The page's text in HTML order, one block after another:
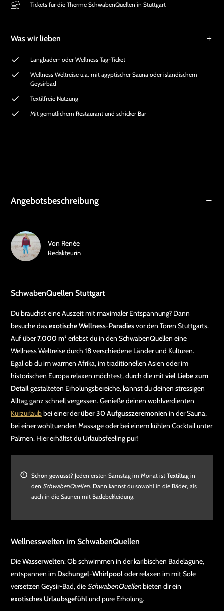
Tickets für die Therme SchwabenQuellen in Stuttgart
Was wir lieben
Langbader- oder Wellness Tag-Ticket
Wellness Weltreise u.a. mit ägyptischer Sauna oder isländischem
Geysirbad
Textilfreie Nutzung
Mit gemütlichem Restaurant und schicker Bar
Angebotsbeschreibung
SchwabenQuellen Stuttgart
Du brauchst eine Auszeit mit maximaler Entspannung? Dann
besuche dasexotische Wellness-Paradiesvor den Toren Stuttgarts.
Auf über7.000 m²erlebst du in den SchwabenQuellen eine
Wellness Weltreise durch 18 verschiedene Länder und Kulturen.
Egal ob du im warmen Afrika, im traditionellen Asien oder im
historischen Europa relaxen möchtest, durch die mitviel Liebe zum
Detailgestalteten Erholungsbereiche, kannst du deinen stressigen
Alltag ganz schnell vergessen. Genieße deinen wohlverdienten
Kurzurlaubbei einer derüber 30 Aufgusszeremonien in der Sauna,
bei einer wohltuenden Massage oder bei einem kühlen Cocktail unter
Palmen. Hier erhältst du Urlaubsfeeling pur!
Schon gewusst? Jeden ersten Samstag im Monat ist Textiltag in
den SchwabenQuellen. Dann kannst du sowohl in die Bäder, als
auch in die Saunen mit Badebekleidung.
Wellnesswelten im SchwabenQuellen
DieWasserwelten: Ob schwimmen in der karibischen Badelagune,
entspannen im Dschungel-Whirlpooloder relaxen im mit Sole
versetzen Geysir-Bad, die SchwabenQuellenbieten dir ein
exotisches Urlaubsgefühlund pure Erholung.
Von Renée
Redakteurin